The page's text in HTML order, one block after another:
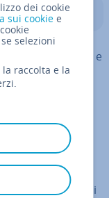
poche
tra router e
cavo sia
fare
in modo
un indirizzo
dei dati. A
una raccolta di
famiglia di pro­to­
membri di
dei cookie
sui cookie e
selezioni
la raccolta e la